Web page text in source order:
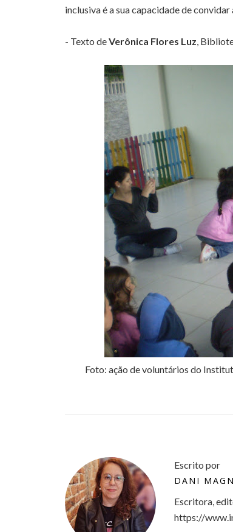
inclusiva é a sua capacidade de
- Texto deVerônica Flores Luz,
Foto: ação de voluntários do
Escrito por
DANI
Escritora,
https://